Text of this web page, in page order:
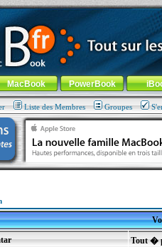
nomade !
général-Aller au menu de
MacBook PowerBook
Liste des Membres Groupes
Tout �